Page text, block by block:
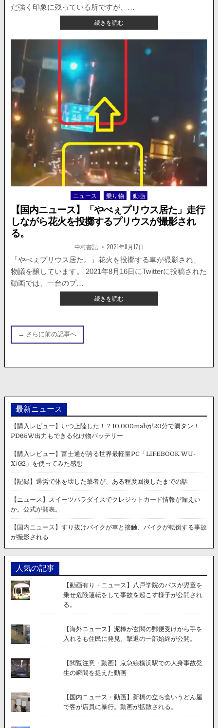
れ
る。
だ強く印象に残っている所ですが、…
続きを読む【国
内
ニ
マ
ゲ
ー
ム
マ
娘」
か。
ス
マ
ホ
転
を
す
る
ク
シ
ー
Posted
in
ニュース 乗り物 動画
【国内ニュース】「やべぇプリウス居た」走行
しながら花火を投擲するプリウスが撮影され
る。
著
者:
中村書記 掲
載
日：
2021年8月17日
「やべぇプリウス居た。」花火を投擲する車が撮影され、
物議を醸しています。 2021年8月16日にTwitterに投稿された
動画では、一台のプ…
続きを読む【国
内
ウ
居
た」
行
し
が
ら
花
火
投
擲
る
プ
ウ
ス
が
影
れ
る。
稿
ナ
シ
ョ
ン
← さらに前の記事へ
最新ニュース
【購入レビュー】いつ上陸した！？10,000mahが20分で満タン！
PD65W出力もできる化け物バッテリー
【購入レビュー】富士通が誇る世界最軽量PC「LIFEBOOK WU-
X/G2」を使ってみた感想
【記録】過労で体を壊した筆者が、ある程度回復したまでの話
【ニュース】スイーツパラダイスでクレジットカード情報が漏えい
か。公式が発表。
【国内ニュース】すり抜けバイクが車と接触、バイクが転倒する事故
が撮影される
人気の記事
【動画有り・ニュース】八戸学院のバスが児童を
乗せ危険運転をして事故を起こす様子が公開され
る。
【海外ニュース】泥棒が玄関の郵便受けから手を
入れるも住民に発見。撃退の一部始終が公開。
【閲覧注意・動画】京急線横浜駅での人身事故発
生の瞬間を捉えた動画
【国内ニュース・動画】新橋の立ち食いうどん屋
で客が店員に暴行。動画が拡散される。